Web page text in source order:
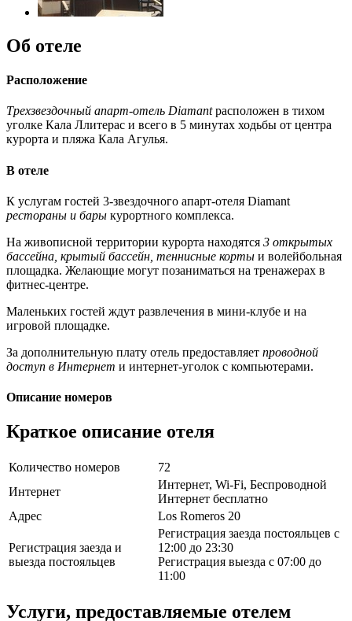
Об отеле
Расположение
Трехзвездочный апарт-отель Diamantрасположен в тихом
уголке Кала Ллитерас и всего в 5 минутах ходьбы от центра
курорта и пляжа Кала Агулья.
В отеле
К услугам гостей 3-звездочного апарт-отеля Diamant
рестораны и бары курортного комплекса.
На живописной территории курорта находятся 3 открытых
бассейна, крытый бассейн, теннисные корты и волейбольная
площадка. Желающие могут позаниматься на тренажерах в
фитнес-центре.
Маленьких гостей ждут развлечения в мини-клубе и на
игровой площадке.
За дополнительную плату отель предоставляет проводной
доступ в Интернет и интернет-уголок с компьютерами.
Описание номеров
Краткое описание отеля
Количество номеров
72
Интернет
Интернет, Wi-Fi, Беспроводной
Интернет бесплатно
Адрес
Los Romeros 20
Регистрация заезда и
выезда постояльцев
Регистрация заезда постояльцев с
12:00 до 23:30
Регистрация выезда с 07:00 до
11:00
Услуги, предоставляемые отелем